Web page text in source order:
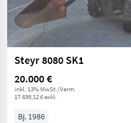
Steyr 8080 SK1
20.000 €
inkl. 13% MwSt./Verm.
17.699,12 € exkl.
Bj. 1986